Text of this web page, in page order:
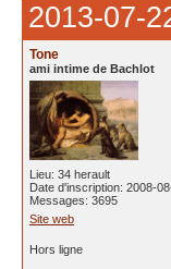
2013-07-
Tone
ami intime de Bachlot
Lieu: 34 herault
Date d'inscription: 2008-
Messages: 3695
Site web
Hors ligne